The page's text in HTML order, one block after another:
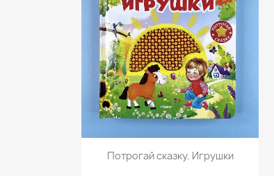
Просмотр
Потрогай сказку. Игрушки